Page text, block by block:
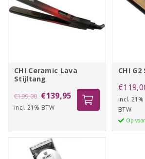
CHI Ceramic Lava
Stijltang
€199,00 Oorspronkelijke
prijs
€199,00.
€139,95Huidige
prijs
€139,95.
incl. 21% BTW
CHI
€
incl. 21%
BTW
Op